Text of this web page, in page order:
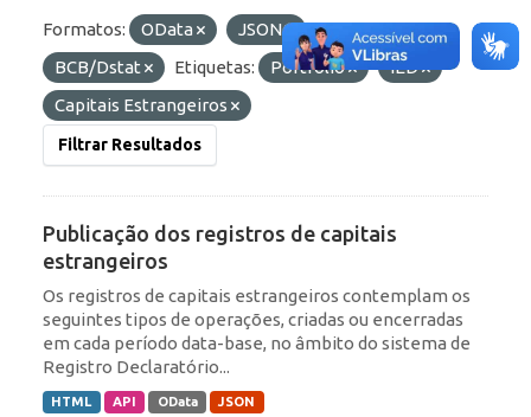
Formatos: OData JSON
Organizações:
BCB/Dstat
Etiquetas: Portfólio
IED
Capitais Estrangeiros
Filtrar Resultados
Publicação dos registros de capitais
estrangeiros
Os registros de capitais estrangeiros contemplam os
seguintes tipos de operações, criadas ou encerradas
em cada período data-base, no âmbito do sistema de
Registro Declaratório...
HTML API OData JSON